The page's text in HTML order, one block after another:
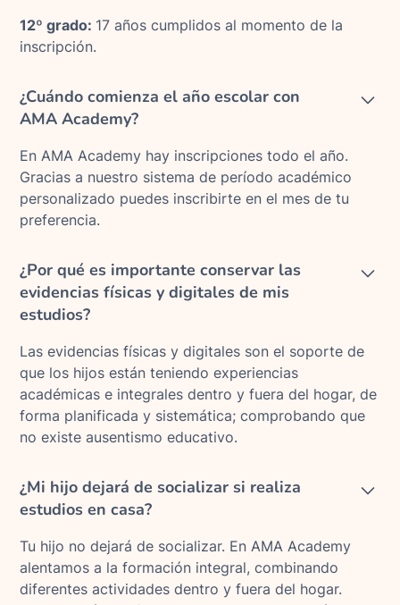
12º grado: 17 años cumplidos al momento de la
inscripción.
¿Cuándo comienza el año escolar con
AMA Academy?
En AMA Academy hay inscripciones todo el año.
Gracias a nuestro sistema de período académico
personalizado puedes inscribirte en el mes de tu
preferencia.
¿Por qué es importante conservar las
evidencias físicas y digitales de mis
estudios?
Las evidencias físicas y digitales son el soporte de
que los hijos están teniendo experiencias
académicas e integrales dentro y fuera del hogar, de
forma planificada y sistemática; comprobando que
no existe ausentismo educativo.
¿Mi hijo dejará de socializar si realiza
estudios en casa?
Tu hijo no dejará de socializar. En AMA Academy
alentamos a la formación integral, combinando
diferentes actividades dentro y fuera del hogar.